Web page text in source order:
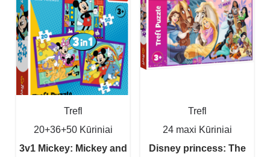
Trefl
20+36+50 Kūriniai
3v1 Mickey: Mickey and
Trefl
24 maxi Kūriniai
Disney princess: The